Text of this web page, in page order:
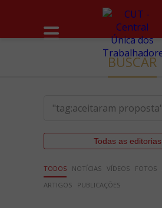
BUSCAR
Todas as editorias
TODOS NOTÍCIAS VÍDEOS FOTOS
ARTIGOS
PUBLICAÇÕES